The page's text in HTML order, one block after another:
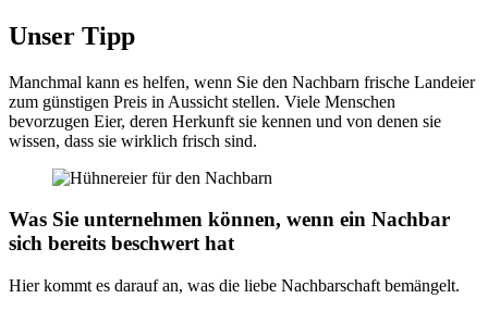
Unser Tipp
Manchmal kann es helfen, wenn Sie den Nachbarn frische Landeier
zum günstigen Preis in Aussicht stellen. Viele Menschen
bevorzugen Eier, deren Herkunft sie kennen und von denen sie
wissen, dass sie wirklich frisch sind.
Was Sie unternehmen können, wenn ein Nachbar
sich bereits beschwert hat
Hier kommt es darauf an, was die liebe Nachbarschaft bemängelt.